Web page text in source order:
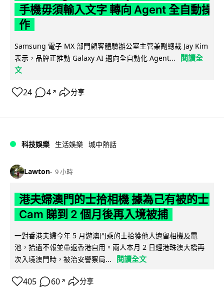
手機毋須輸入文字 轉向 Agent 全自動操
作
Samsung 電子 MX 部門顧客體驗辦公室主管兼副總裁 Jay Kim
表示，品牌正推動 Galaxy AI 邁向全自動化 Agent...
閱讀全
文
24 4 ↗ 分享
科技娛樂 生活娛樂 城中熱話
Lawton 9 小時
港夫婦澳門的士拾相機 據為己有被的士
Cam 睇到 2 個月後再入境被捕
一對香港夫婦今年 5 月遊澳門乘的士拾獲他人遺留相機及電
池，拾遺不報並帶返香港自用。兩人本月 2 日經港珠澳大橋再
次入境澳門時，被治安警察局...
閱讀全文
405 60 ↗ 分享